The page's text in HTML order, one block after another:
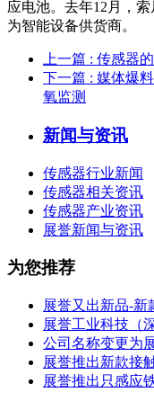
应电池。去年12月，
为智能设备供货商。
上一篇 : 传感器
下一篇 : 媒体爆
氧监测
新闻与资讯
传感器行业新闻
传感器相关资讯
传感器产业资讯
展誉新闻与资讯
为您推荐
展誉又出新品-新
展誉工业科技（
公司名称变更为
展誉推出新款接
展誉推出只感应